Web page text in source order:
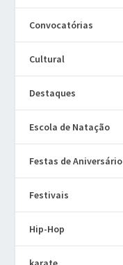
Convocatórias
Cultural
Destaques
Escola de Natação
Festas de Aniversário
Festivais
Hip-Hop